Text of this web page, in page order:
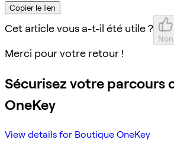
Copier le lien
Cet article vous a-t-il été utile ?
Non
Merci pour votre retour !
Sécurisez votre parcours
OneKey
View details for Boutique OneKey